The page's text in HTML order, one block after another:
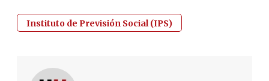
Instituto de Previsión Social (IPS)